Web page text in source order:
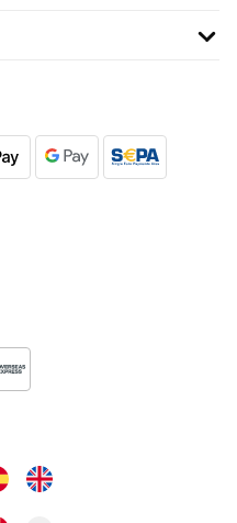
es soll. Einlagen schrubben
- ist aber egal.
à vin seul bémol quand on
l’inscription de la marque se